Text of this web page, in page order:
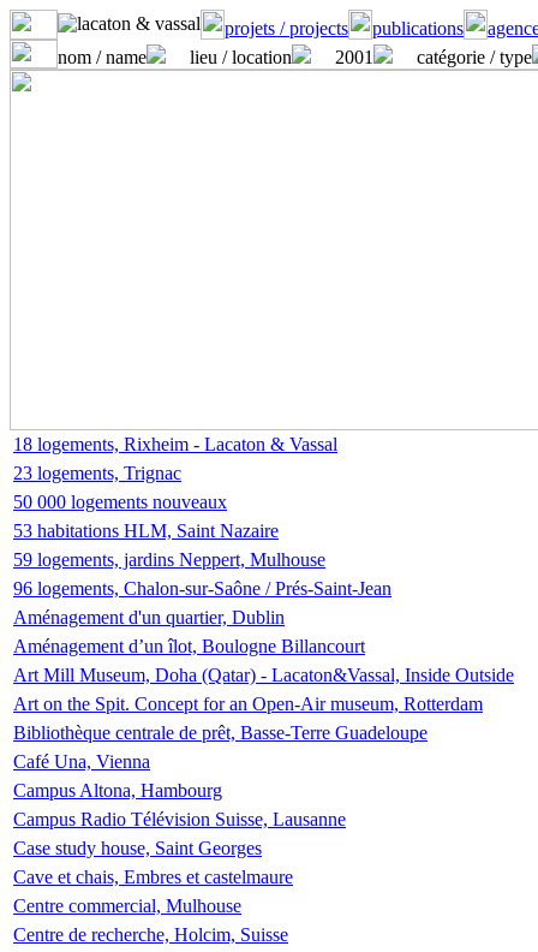
projets / projects publications
nom / name
lieu / location 2001 catégorie / type
18 logements, Rixheim - Lacaton & Vassal
23 logements, Trignac
50 000 logements nouveaux
53 habitations HLM, Saint Nazaire
59 logements, jardins Neppert, Mulhouse
96 logements, Chalon-sur-Saône / Prés-Saint-Jean
Aménagement d'un quartier, Dublin
Aménagement d’un îlot, Boulogne Billancourt
Art Mill Museum, Doha (Qatar) - Lacaton&Vassal, Inside Outside
Art on the Spit. Concept for an Open-Air museum, Rotterdam
Bibliothèque centrale de prêt, Basse-Terre Guadeloupe
Café Una, Vienna
Campus Altona, Hambourg
Campus Radio Télévision Suisse, Lausanne
Case study house, Saint Georges
Cave et chais, Embres et castelmaure
Centre commercial, Mulhouse
Centre de recherche, Holcim, Suisse